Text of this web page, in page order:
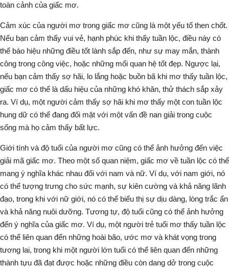
toàn cảnh của giấc mơ.
Cảm xúc của người mơ trong giấc mơ cũng là một yếu tố then chốt.
Nếu bạn cảm thấy vui vẻ, hạnh phúc khi thấy tuần lộc, điều này có
thể báo hiệu những điều tốt lành sắp đến, như sự may mắn, thành
công trong công việc, hoặc những mối quan hệ tốt đẹp. Ngược lại,
nếu bạn cảm thấy sợ hãi, lo lắng hoặc buồn bã khi mơ thấy tuần lộc,
giấc mơ có thể là dấu hiệu của những khó khăn, thử thách sắp xảy
ra. Ví dụ, một người cảm thấy sợ hãi khi mơ thấy một con tuần lộc
hung dữ có thể đang đối mặt với một vấn đề nan giải trong cuộc
sống mà họ cảm thấy bất lực.
Giới tính và độ tuổi của người mơ cũng có thể ảnh hưởng đến việc
giải mã giấc mơ. Theo một số quan niệm, giấc mơ về tuần lộc có thể
mang ý nghĩa khác nhau đối với nam và nữ. Ví dụ, với nam giới, nó
có thể tượng trưng cho sức mạnh, sự kiên cường và khả năng lãnh
đạo, trong khi với nữ giới, nó có thể biểu thị sự dịu dàng, lòng trắc ẩn
và khả năng nuôi dưỡng. Tương tự, độ tuổi cũng có thể ảnh hưởng
đến ý nghĩa của giấc mơ. Ví dụ, một người trẻ tuổi mơ thấy tuần lộc
có thể liên quan đến những hoài bão, ước mơ và khát vọng trong
tương lai, trong khi một người lớn tuổi có thể liên quan đến những
thành tựu đã đạt được hoặc những điều còn dang dở trong cuộc